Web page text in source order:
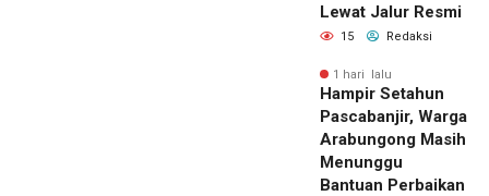
Lewat Jalur Resmi
15 Redaksi
1 hari lalu
Hampir Setahun
Pascabanjir, Warga
Arabungong Masih
Menunggu
Bantuan Perbaikan